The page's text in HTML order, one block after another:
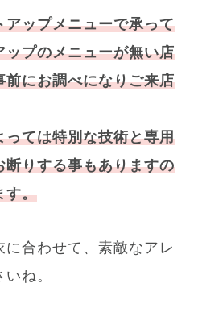
アップメニューで承って
ップのメニューが無い店
前にお調べになりご来店
っては特別な技術と専用
断りする事もありますの
す。
合わせて、素敵なアレ
ね。